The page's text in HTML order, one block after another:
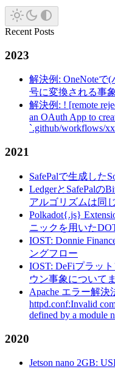
Recent Posts
2023
解決例: OneNoteで
号に変換される事
解決例: ! [remote
an OAuth App to
`.github/workflows/
2021
SafePalで生成した
LedgerとSafePalの
アルゴリズムは同
Polkadot{.js}
ニックを用いた
IOST: Donnie
ングフロー
IOST: DeFiプラッ
ウン事象について
Apache エラー解決
httpd.conf:Invalid
defined by a module
2020
Jetson nano 2GB: